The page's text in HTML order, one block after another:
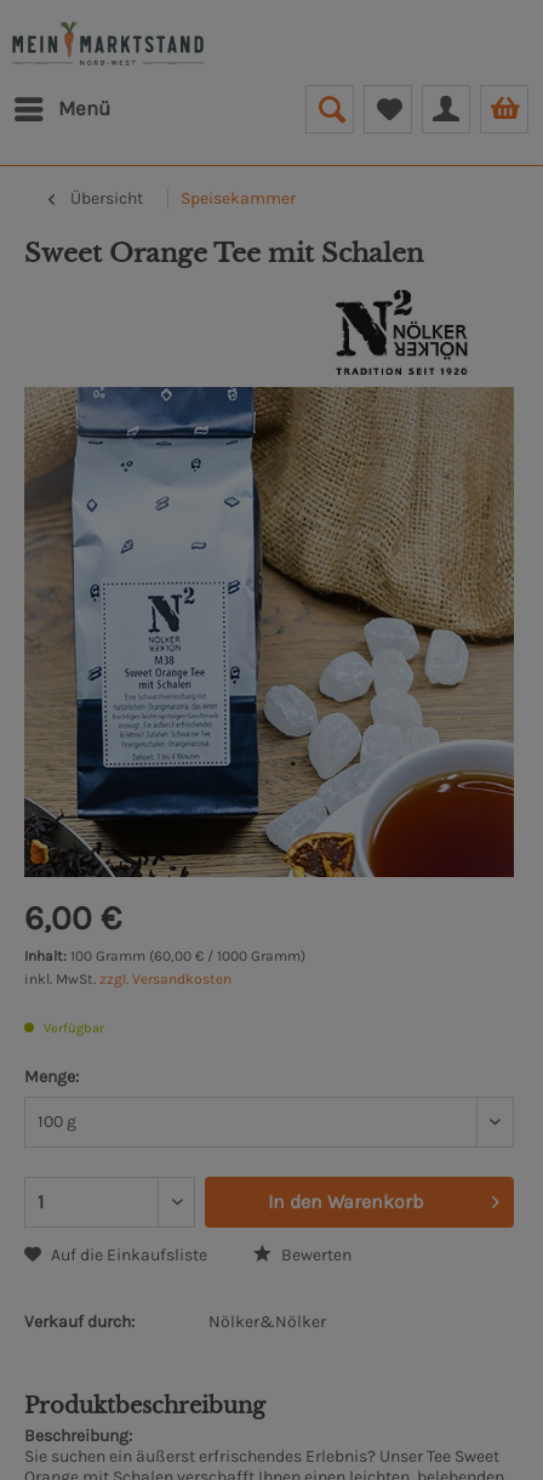
Menü
Übersicht Speisekammer
Sweet Orange Tee mit Schalen
6,00 €
Inhalt: 100 Gramm (60,00 € / 1000 Gramm)
inkl. MwSt. zzgl. Versandkosten
Verfügbar
Menge:
In den Warenkorb
Auf die Einkaufsliste Bewerten
Verkauf durch: Nölker&Nölker
Produktbeschreibung
Beschreibung:
Sie suchen ein äußerst erfrischendes Erlebnis? Unser Tee Sweet